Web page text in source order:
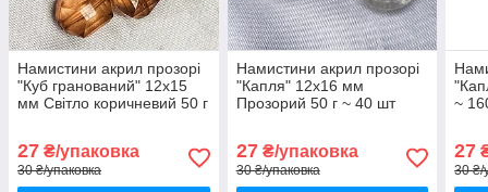
Намистини акрил прозорі
"Куб гранований" 12х15
мм Світло коричневий 50 г
27 ₴/упаковка
30 ₴/упаковка
Намистини акрил прозорі
"Капля" 12х16 мм
Прозорий 50 г ~ 40 шт
27₴/упаковка
30 ₴/упаковка
~
27
30 ₴/